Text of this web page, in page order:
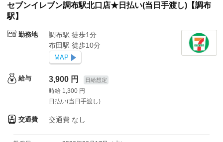
セブンイレブン調布駅北口店★日払い(当日手渡し)【調布
駅】
勤務地
調布駅 徒歩1分
布田駅 徒歩10分
MAP
給与 3,900 円 日給想定
時給 1,300 円
日払い(当日手渡し)
交通費 交通費 なし